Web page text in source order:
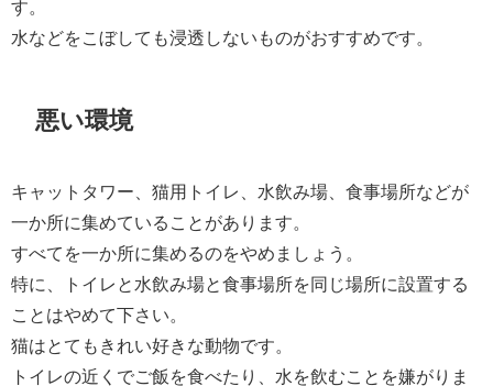
す。
水などをこぼしても浸透しないものがおすすめです。
悪い環境
キャットタワー、猫用トイレ、水飲み場、食事場所などが
一か所に集めていることがあります。
すべてを一か所に集めるのをやめましょう。
特に、トイレと水飲み場と食事場所を同じ場所に設置する
ことはやめて下さい。
猫はとてもきれい好きな動物です。
トイレの近くでご飯を食べたり、水を飲むことを嫌がりま